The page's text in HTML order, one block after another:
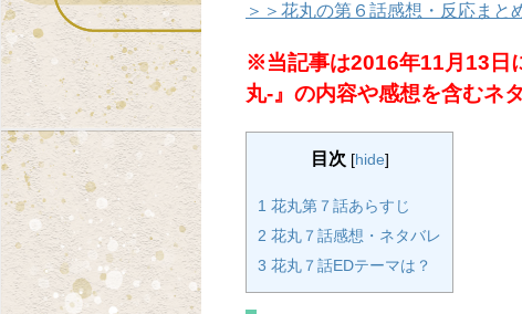
＞＞花丸の第６話感想・反応まと
※当記事は2016年11月13日
丸-』の内容や感想を含むネ
目次 [hide]
1 花丸第７話あらすじ
2 花丸７話感想・ネタバレ
3 花丸７話EDテーマは？